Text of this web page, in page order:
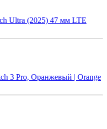
Ultra (2025) 47 мм LTE
3 Pro, Оранжевый | Orange